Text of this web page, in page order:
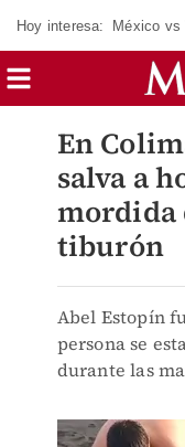
Hoy interesa: México vs
En
salva a
mordida
tiburón
Abel Estopín
persona se
durante las